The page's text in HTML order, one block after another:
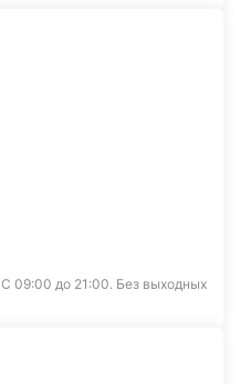
С 09:00 до 21:00. Без выходных